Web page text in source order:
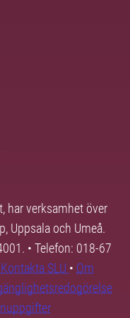
har verksamhet över
Uppsala och Umeå.
• Telefon: 018-67
Kontakta SLU • Om